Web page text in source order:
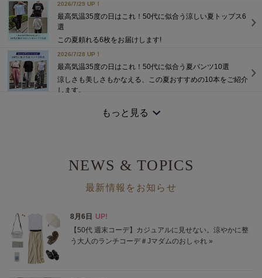
2026/7/29 UP！
最高気温35度の日はこれ！50代に似合う涼しい夏トップス6
選
この夏頼れる6枚をお届けします!
2026/7/28 UP！
最高気温35度の日はこれ！50代に似合う夏パンツ10選
涼しさも美しさもかなえる、この夏おすすめの10本をご紹介
します。
高機能5アイテム×5シーンで着回す、大人の夏旅ワードロー
【エクラ 華組 法村麻起子さん】「涼感セットアップ」わた
170センチの私が着こなすコーデをご紹介致します！
体型カバーも着映えも。レース切り替えコクーンワンピ
一枚で着映えながら、おなかや腰まわり、二の腕も自然にカ
バー。
2026/7/12 NEW！
もっと見る
NEWS & TOPICS
最新情報をお知らせ